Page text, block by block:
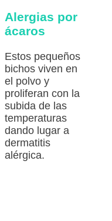
Alergias por
ácaros
Estos pequeños
bichos viven en
el polvo y
proliferan con la
subida de las
temperaturas
dando lugar a
dermatitis
alérgica.